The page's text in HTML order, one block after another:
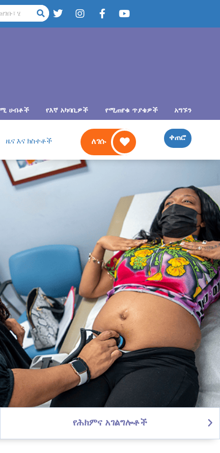
ሀብቶች የእኛ አካባቢዎች የሚጠየቁ ጥያቄዎች አግኙን
ዜና እና ክስተቶች ለገሱ ቀጠሮ
የሕክምና አገልግሎቶች